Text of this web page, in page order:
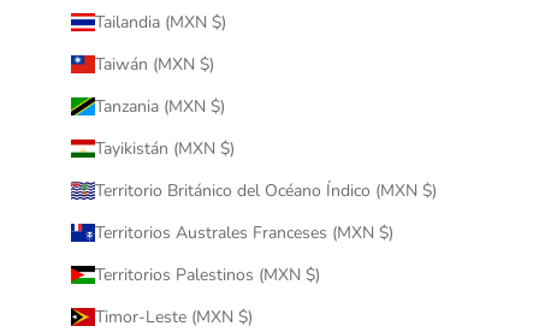
Tailandia (MXN $)
Taiwán (MXN $)
Tanzania (MXN $)
Tayikistán (MXN $)
Territorio Británico del Océano Índico (MXN $)
Territorios Australes Franceses (MXN $)
Territorios Palestinos (MXN $)
Timor-Leste (MXN $)